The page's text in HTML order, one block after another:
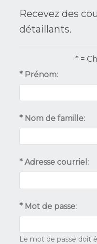
Recevez des
détaillants.
* =
* Prénom:
* Nom de famille:
* Adresse courriel:
* Mot de passe:
Le mot de passe doit